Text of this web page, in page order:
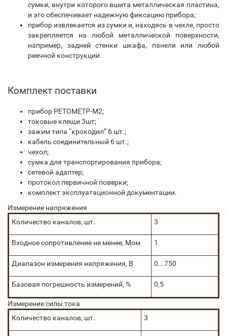
сумки, внутри которого вшита металлическая пластина,
и это обеспечивает надежную фиксацию прибора;
прибор извлекается из сумки и, находясь в чехле, просто
закрепляется на любой металлической поверхности,
например, задней стенки шкафа, панели или любой
реечной конструкции.
Комплект поставки
прибор РЕТОМЕТР-М2;
токовые клещи 3шт;
зажим типа “крокодил” 6 шт.;
кабель соединительный 6 шт.;
чехол;
сумка для транспортирования прибора;
сетевой адаптер;
протокол первичной поверки;
комплект эксплуатационной документации.
Измерение напряжения
Количество каналов, шт.
3
Входное сопротивление не менее, Мом 1
Диапазон измерения напряжения, В 0...750
Базовая погрешность измерений, % 0,5
Измерение силы тока
Количество каналов, шт.
3